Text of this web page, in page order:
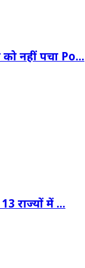
नहीं पचा Po...
राज्यों में ...